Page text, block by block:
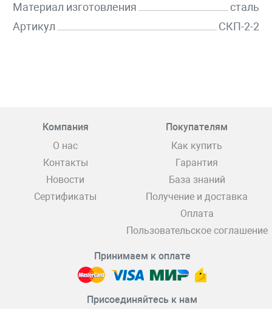
Материал изготовления
сталь
Артикул
СКП-2-2
Компания
О нас
Контакты
Новости
Сертификаты
Покупателям
Как купить
Гарантия
База знаний
Получение и доставка
Оплата
Пользовательское соглашение
Принимаем к оплате
Присоединяйтесь к нам